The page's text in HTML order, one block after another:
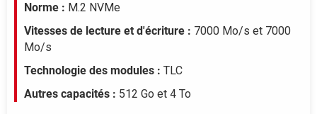
150
200
Norme : M.2 NVMe
Vitesses de lecture et d'écriture : 7000 Mo/s et 7000
Mo/s
Technologie des modules : TLC
Autres capacités : 512 Go et 4 To